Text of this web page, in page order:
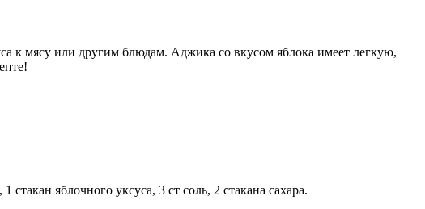
к мясу или другим блюдам. Аджика со вкусом яблока имеет легкую,
яблочного уксуса, 3 ст соль, 2 стакана сахара.